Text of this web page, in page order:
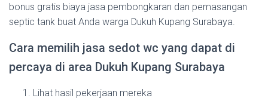
bonus gratis biaya jasa pembongkaran dan pemasangan
septic tank buat Anda warga Dukuh Kupang Surabaya.
Cara memilih jasa sedot wc yang dapat di
percaya di area Dukuh Kupang Surabaya
Lihat hasil pekerjaan mereka